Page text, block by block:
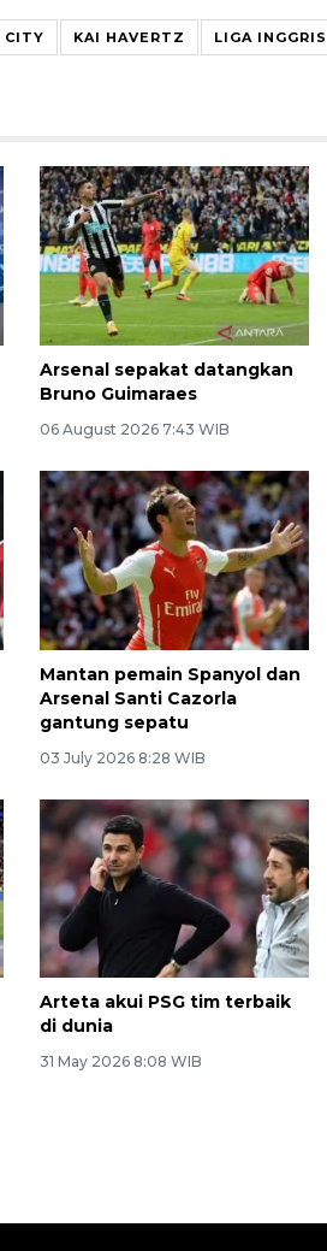
CITY KAI HAVERTZ LIGA INGGRIS
Arsenal sepakat datangkan
Bruno Guimaraes
06 August 2026 7:43 WIB
Mantan pemain Spanyol dan
Arsenal Santi Cazorla
gantung sepatu
03 July 2026 8:28 WIB
Arteta akui PSG tim terbaik
di dunia
31 May 2026 8:08 WIB